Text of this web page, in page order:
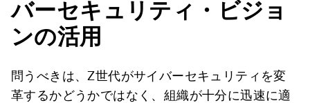
バーセキュリティ・ビジョ
ンの活用
問うべきは、Z世代がサイバーセキュリティを変
革するかどうかではなく、組織が十分に迅速に適